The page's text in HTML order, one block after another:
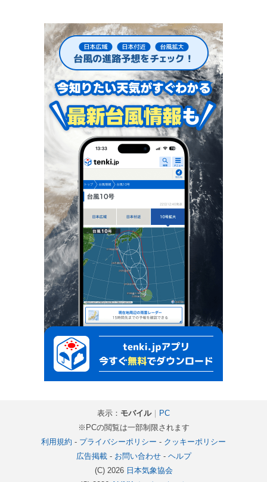
表示： モバイル｜ PC
※PCの閲覧は一部制限されます
利用規約 - プライバシーポリシー - クッキーポリシー
広告掲載- お問い合わせ- ヘルプ
(C) 2026 日本気象協会